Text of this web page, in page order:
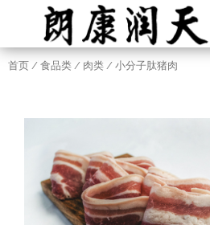
首页 /食品类 / 肉类 / 小分子肽猪肉